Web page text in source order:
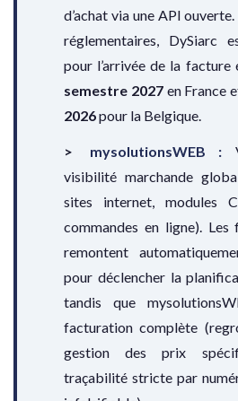
d’achat via une API
réglementaires, DySiarc
pour l’arrivée de la facture
semestre 2027en France
2026pour la Belgique.
mysolutionsWEB :
visibilité marchande
sites internet, modules
commandes en ligne). Les
remontent
pour déclencher la
tandis que
facturation complète
gestion des prix
traçabilité stricte par